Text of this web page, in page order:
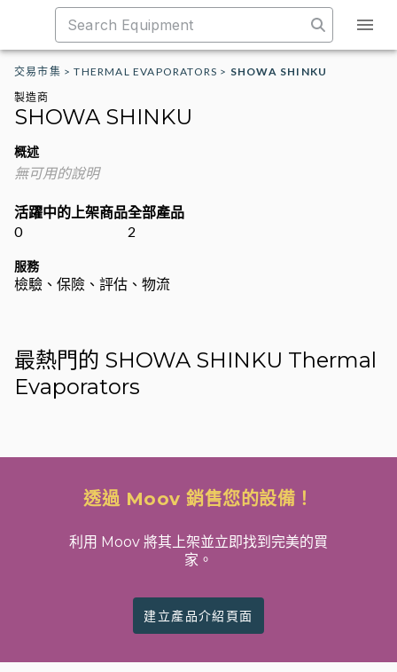
交易市集 >THERMAL EVAPORATORS > SHOWA SHINKU
製造商
SHOWA SHINKU
概述
無可用的說明
活躍中的上架商品
0
全部產品
2
服務
檢驗、保險、評估、物流
最熱門的 SHOWA SHINKU Thermal
Evaporators
透過 Moov 銷售您的設備！
利用 Moov 將其上架並立即找到完美的買
家。
建立產品介紹頁面